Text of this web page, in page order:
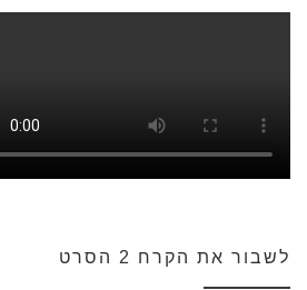
לשבור את הקרח 2 הסרט